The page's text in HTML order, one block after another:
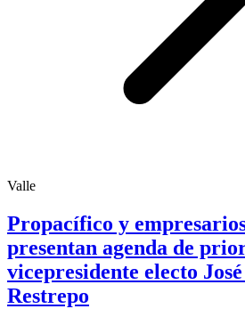
Valle
Propacífico y
presentan agenda de
vicepresidente electo
Restrepo